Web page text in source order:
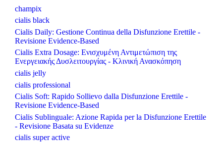
champix
cialis black
Cialis Daily: Gestione Continua della Disfunzione Erettile -
Revisione Evidence-Based
Cialis Extra Dosage: Ενισχυμένη Αντιμετώπιση της
Ενεργειακής Δυσλειτουργίας - Κλινική Ανασκόπηση
cialis jelly
cialis professional
Cialis Soft: Rapido Sollievo dalla Disfunzione Erettile -
Revisione Evidence-Based
Cialis Sublinguale: Azione Rapida per la Disfunzione Erettile
- Revisione Basata su Evidenze
cialis super active